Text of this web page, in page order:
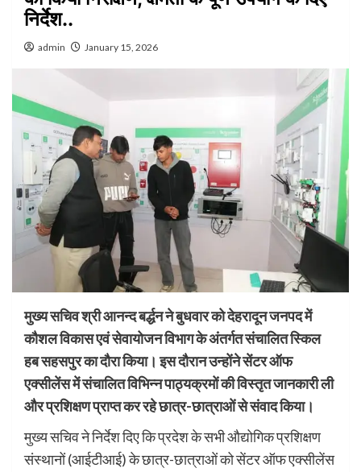
निर्देश..
admin January 15, 2026
मुख्य सचिव श्री आनन्द बर्द्धन ने बुधवार को देहरादून जनपद में
कौशल विकास एवं सेवायोजन विभाग के अंतर्गत संचालित स्किल
हब सहसपुर का दौरा किया। इस दौरान उन्होंने सेंटर ऑफ
एक्सीलेंस में संचालित विभिन्न पाठ्यक्रमों की विस्तृत जानकारी ली
और प्रशिक्षण प्राप्त कर रहे छात्र-छात्राओं से संवाद किया।
मुख्य सचिव ने निर्देश दिए कि प्रदेश के सभी औद्योगिक प्रशिक्षण
संस्थानों (आईटीआई) के छात्र-छात्राओं को सेंटर ऑफ एक्सीलेंस